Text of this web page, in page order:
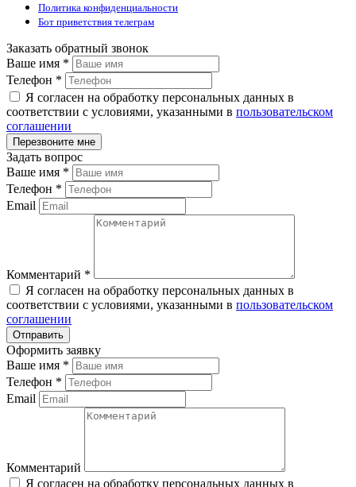
Политика конфиденциальности
Бот приветствия телеграм
Заказать обратный звонок
Ваше имя *
Телефон *
Я согласен на обработку персональных данных в
соответствии с условиями, указанными в пользовательском
соглашении
Задать вопрос
Ваше имя *
Телефон *
Email
Комментарий *
Я согласен на обработку персональных данных в
соответствии с условиями, указанными в пользовательском
соглашении
Оформить заявку
Ваше имя *
Телефон *
Email
Комментарий
Я согласен на обработку персональных данных в